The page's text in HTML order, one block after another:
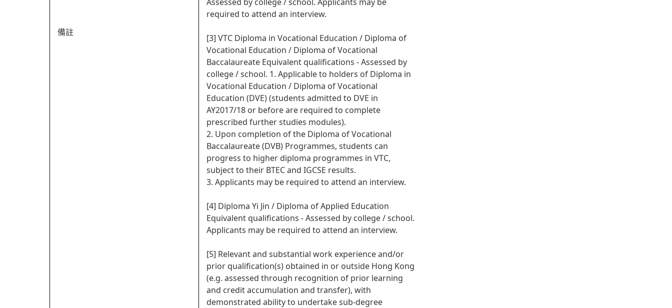
備註
required to attend an interview.
[3] VTC Diploma in Vocational Education / Diploma of
Vocational Education / Diploma of Vocational
Baccalaureate Equivalent qualifications - Assessed by
college / school. 1. Applicable to holders of Diploma in
Vocational Education / Diploma of Vocational
Education (DVE) (students admitted to DVE in
AY2017/18 or before are required to complete
prescribed further studies modules).
2. Upon completion of the Diploma of Vocational
Baccalaureate (DVB) Programmes, students can
progress to higher diploma programmes in VTC,
subject to their BTEC and IGCSE results.
3. Applicants may be required to attend an interview.
[4] Diploma Yi Jin / Diploma of Applied Education
Equivalent qualifications - Assessed by college / school.
Applicants may be required to attend an interview.
[5] Relevant and substantial work experience and/or
prior qualification(s) obtained in or outside Hong Kong
(e.g. assessed through recognition of prior learning
and credit accumulation and transfer), with
demonstrated ability to undertake sub-degree